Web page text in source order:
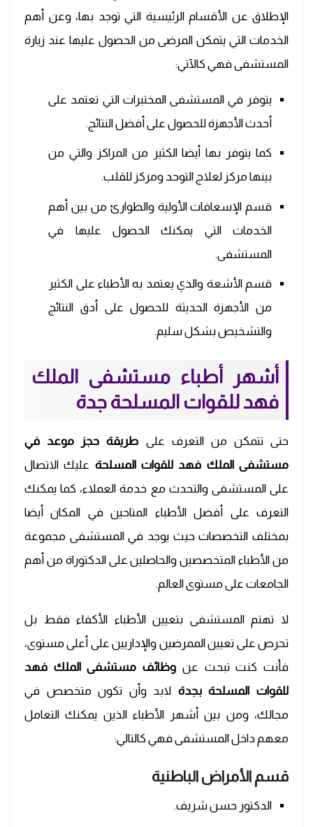
الإطلاق عن الأقسام الرئيسية التي توجد بها، وعن أهم
الخدمات التي يتمكن المرضى من الحصول عليها عند زيارة
المستشفى فهي كالآتي:
يتوفر في المستشفى المختبرات التي تعتمد على
أحدث الأجهزة للحصول على أفضل النتائج.
كما يتوفر بها أيضا الكثير من المراكز والتي من
بينها مركز لعلاج التوحد ومركز للقلب.
قسم الإسعافات الأولية والطوارئ من بين أهم
الخدمات التي يمكنك الحصول عليها في
المستشفى.
قسم الأشعة والذي يعتمد به الأطباء على الكثير
من الأجهزة الحديثة للحصول على أدق النتائج
والتشخيص بشكل سليم.
أشهر أطباء مستشفى الملك
فهد للقوات المسلحة جدة
حتى تتمكن من التعرف على طريقة حجز موعد في
مستشفى الملك فهد للقوات المسلحة عليك الاتصال
على المستشفى والتحدث مع خدمة العملاء، كما يمكنك
التعرف على أفضل الأطباء المتاحين في المكان أيضا
بمختلف التخصصات حيث يوجد في المستشفى مجموعة
من الأطباء المتخصصين والحاصلين على الدكتوراة من أهم
الجامعات على مستوى العالم.
لا تهتم المستشفى بتعيين الأطباء الأكفاء فقط بل
تحرص على تعيين الممرضين والإداريين على أعلى مستوى،
فأنت كنت تبحث عن وظائف مستشفى الملك فهد
للقوات المسلحة بجدة لابد وأن تكون متخصص في
مجالك، ومن بين أشهر الأطباء الذين يمكنك التعامل
معهم داخل المستشفى فهي كالتالي:
قسم الأمراض الباطنية
الدكتور حسن شريف.